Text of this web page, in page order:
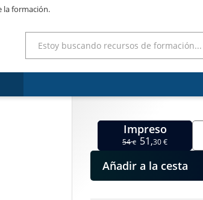
la formación.
Impreso
54€ 51,30 €
Añadir a la cesta